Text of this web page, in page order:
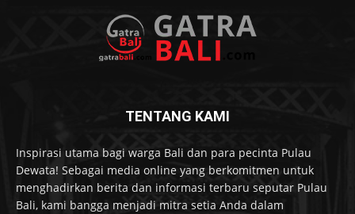
TENTANG KAMI
Inspirasi utama bagi warga Bali dan para pecinta Pulau
Dewata! Sebagai media online yang berkomitmen untuk
menghadirkan berita dan informasi terbaru seputar Pulau
Bali, kami bangga menjadi mitra setia Anda dalam